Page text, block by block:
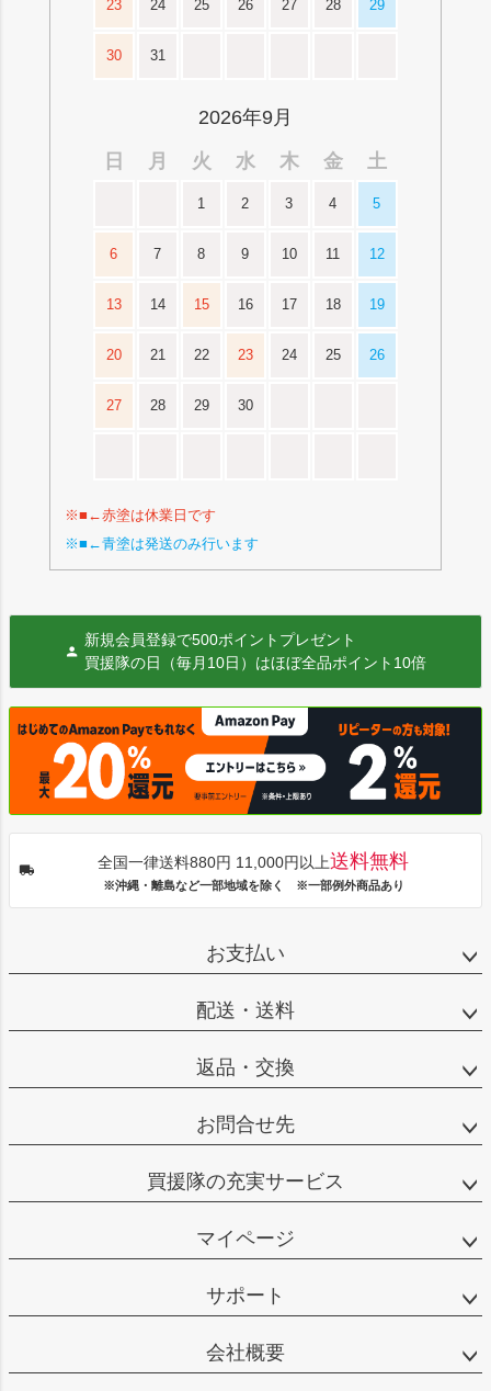
23 24 25 26 27 28 29
30 31
2026年9月
日
月 火 水 木 金 土
1 2 3 4 5
6 7 8 9 10 11 12
13 14 15 16 17 18 19
20 21 22 23 24 25 26
27 28 29 30
※■←赤塗は休業日です
※■←青塗は発送のみ行います
新規会員登録で500ポイントプレゼント
買援隊の日（毎月10日）はほぼ全品ポイント10倍
全国一律送料880円 11,000円以上送料無料
※沖縄・離島など一部地域を除く ※一部例外商品あり
お支払い
配送・送料
返品・交換
お問合せ先
買援隊の充実サービス
マイページ
サポート
会社概要